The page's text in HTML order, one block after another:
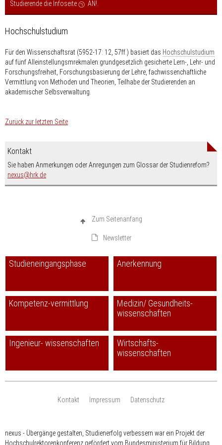
Studierende die Infoseite
AN!
Hochschulstudium
Für den Wissenschaftsrat (5952-17: 12, 57ff.) basiert das Hochschulstudium
auf fünf Alleinstellungsmrekmalen:grundgesetzlich gesicherte Lern-, Lehr- und
Forschungsfreiheit, Forschungsbasierung der Lehre, fachwissenchaftliche
Vermittlung von Methoden und Theorien, Teilhabe der Studierenden an
akademischer Selbsverwaltung.
Zurück zur letzten Seite
Kontakt
Sie haben Anmerkungen oder Anregungen zum Glossar der Studienrefom?
nexus
nospam-
hrk.de
Zum Seitenanfang
Newsletter
Studieneingangsphase Anerkennung
Kompetenz-vermittlung
Medizin/ Gesundheits-
wissenschaften
Ingenieur- wissenschaften
Wirtschafts-
wissenschaften
Kontakt Impressum Datenschutz
nexus - Übergänge gestalten, Studienerfolg verbessern war ein Projekt der
Hochschulrektorenkonferenz gefördert vom Bundesministerium für Bildung